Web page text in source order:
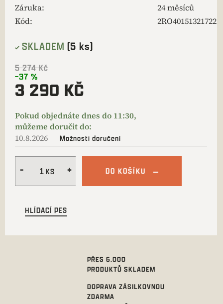
Záruka:
24 měsíců
Kód:
2RO40151321722
SKLADEM (5 ks)
5 274 Kč
–37 %
3 290 KČ
10.8.2026 Možnosti doručení
DO KOŠÍKU
HLÍDACÍ PES
PŘES 6.000
PRODUKTŮ SKLADEM
DOPRAVA ZÁSILKOVNOU
ZDARMA